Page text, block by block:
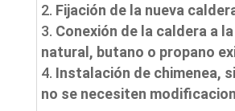
Fijación de la nueva
Conexión de la caldera a
natural, butano o propano
Instalación de chimenea,
no se necesiten